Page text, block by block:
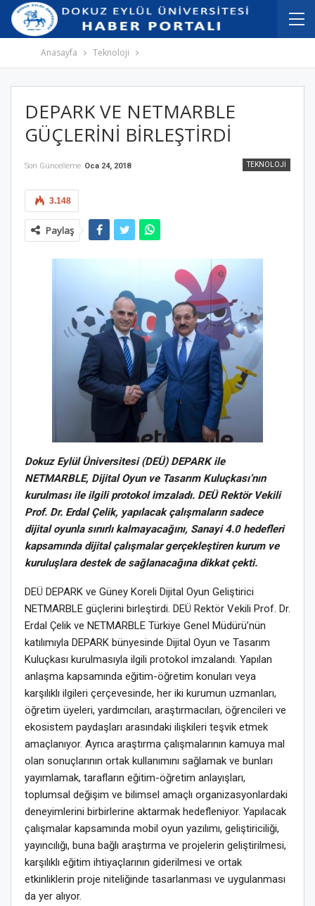
İçeriğe
atla
Navigasyona
atla
Anasayfa Teknoloji
DEPARK VE NETMARBLE
GÜÇLERİNİ BİRLEŞTİRDİ
TEKNOLOJI
Son Güncelleme Oca 24, 2018
3.148
Paylaş
Dokuz Eylül Üniversitesi (DEÜ) DEPARK ile
NETMARBLE, Dijital Oyun ve Tasarım Kuluçkası’nın
kurulması ile ilgili protokol imzaladı. DEÜ Rektör Vekili
Prof. Dr. Erdal Çelik, yapılacak çalışmaların sadece
dijital oyunla sınırlı kalmayacağını, Sanayi 4.0 hedefleri
kapsamında dijital çalışmalar gerçekleştiren kurum ve
kuruluşlara destek de sağlanacağına dikkat çekti.
DEÜ DEPARK ve Güney Koreli Dijital Oyun Geliştirici
NETMARBLE güçlerini birleştirdi. DEÜ Rektör Vekili Prof. Dr.
Erdal Çelik ve NETMARBLE Türkiye Genel Müdürü’nün
katılımıyla DEPARK bünyesinde Dijital Oyun ve Tasarım
Kuluçkası kurulmasıyla ilgili protokol imzalandı. Yapılan
anlaşma kapsamında eğitim-öğretim konuları veya
karşılıklı ilgileri çerçevesinde, her iki kurumun uzmanları,
öğretim üyeleri, yardımcıları, araştırmacıları, öğrencileri ve
ekosistem paydaşları arasındaki ilişkileri teşvik etmek
amaçlanıyor. Ayrıca araştırma çalışmalarının kamuya mal
olan sonuçlarının ortak kullanımını sağlamak ve bunları
yayımlamak, tarafların eğitim-öğretim anlayışları,
toplumsal değişim ve bilimsel amaçlı organizasyonlardaki
deneyimlerini birbirlerine aktarmak hedefleniyor. Yapılacak
çalışmalar kapsamında mobil oyun yazılımı, geliştiriciliği,
yayıncılığı, buna bağlı araştırma ve projelerin geliştirilmesi,
karşılıklı eğitim ihtiyaçlarının giderilmesi ve ortak
etkinliklerin proje niteliğinde tasarlanması ve uygulanması
da yer alıyor.